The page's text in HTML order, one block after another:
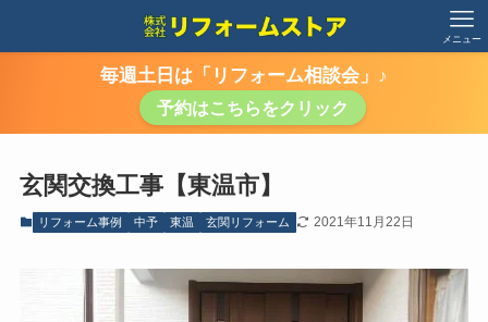
メニュー
毎週土日は「リフォーム相談会」♪
予約はこちらをクリック
玄関交換工事【東温市】
リフォーム事例 中予 東温 玄関リフォーム 2021年11月22日